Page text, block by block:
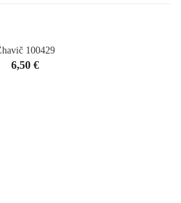
100429
Cena
6,50 €